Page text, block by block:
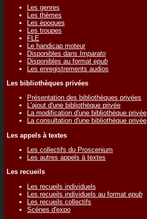
Les genres
Les thèmes
Les époques
Les troupes
FLE
Le handicap moteur
Disponibles dans Imparato
Disponibles au format epub
Les enregistrements audios
Les bibliothèques privées
Présentation des bibliothèques privées
L'ajout d'une bibliothèque privée
La modification d'une bibliothèque privée
La consultation d'une bibliothèque privée
Les appels à textes
Les collectifs du Proscenium
Les autres appels à textes
Les recueils
Les recueils individuels
Les recueils individuels au format epub
Les recueils collectifs
Scènes d'expo